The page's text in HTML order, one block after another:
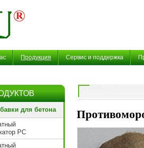
Продукция Сервис и поддержка
для бетона
PС